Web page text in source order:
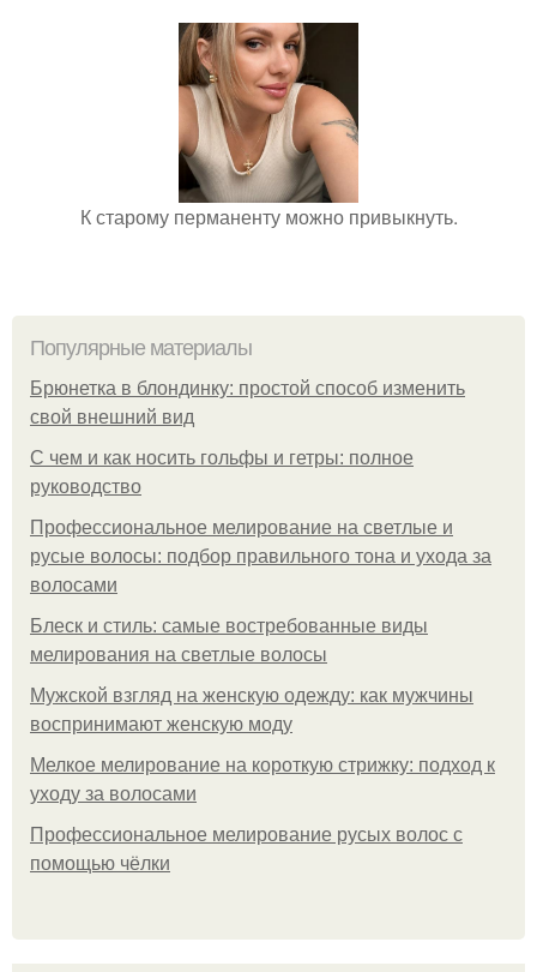
К старому перманенту можно привыкнуть.
Популярные материалы
Брюнетка в блондинку: простой способ изменить
свой внешний вид
С чем и как носить гольфы и гетры: полное
руководство
Профессиональное мелирование на светлые и
русые волосы: подбор правильного тона и ухода за
волосами
Блеск и стиль: самые востребованные виды
мелирования на светлые волосы
Мужской взгляд на женскую одежду: как мужчины
воспринимают женскую моду
Мелкое мелирование на короткую стрижку: подход к
уходу за волосами
Профессиональное мелирование русых волос с
помощью чёлки